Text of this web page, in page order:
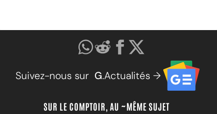
Suivez-nous sur G.Actualités →
SUR LE COMPTOIR, AU ~MÊME SUJET